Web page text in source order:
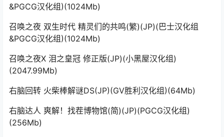
&PGCG汉化组)(1024Mb)
召唤之夜 双生时代 精灵们的共鸣(繁)(JP)(巴士汉化组
&PGCG汉化组)(1024Mb)
召唤之夜X 泪之皇冠 修正版(JP)(小黑屋汉化组)
(2047.99Mb)
右脑回转 火柴棒解谜DS(JP)(GV胜利汉化组)(64Mb)
右脑达人 爽解！找茬博物馆(简)(JP)(PGCG汉化组)
(256Mb)